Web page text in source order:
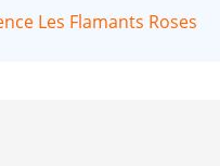
Les Flamants Roses